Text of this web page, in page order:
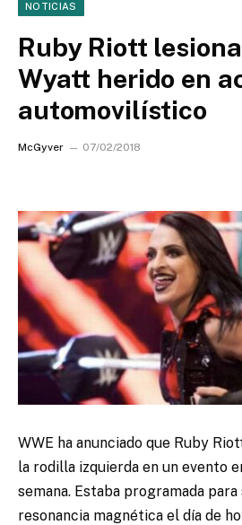
NOTICIAS
Ruby Riott
Wyatt herido en
automovilístico
McGyver 07/02/2018
WWE ha anunciado que Ruby
la rodilla izquierda en un evento
semana. Estaba programada
resonancia magnética el día de